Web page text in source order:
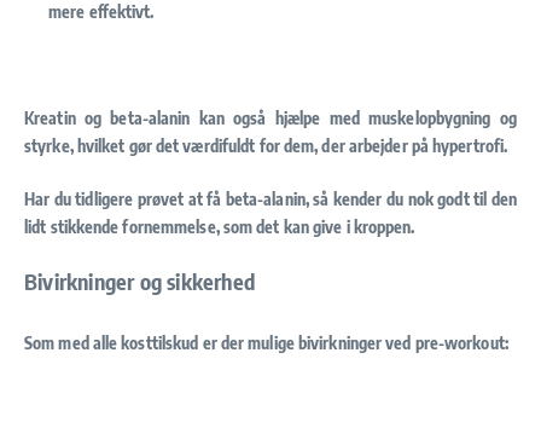
mere effektivt.
Kreatin og beta-alanin kan også hjælpe med muskelopbygning og
styrke, hvilket gør det værdifuldt for dem, der arbejder på hypertrofi.
Har du tidligere prøvet at få beta-alanin, så kender du nok godt til den
lidt stikkende fornemmelse, som det kan give i kroppen.
Bivirkninger og sikkerhed
Som med alle kosttilskud er der mulige bivirkninger ved pre-workout: